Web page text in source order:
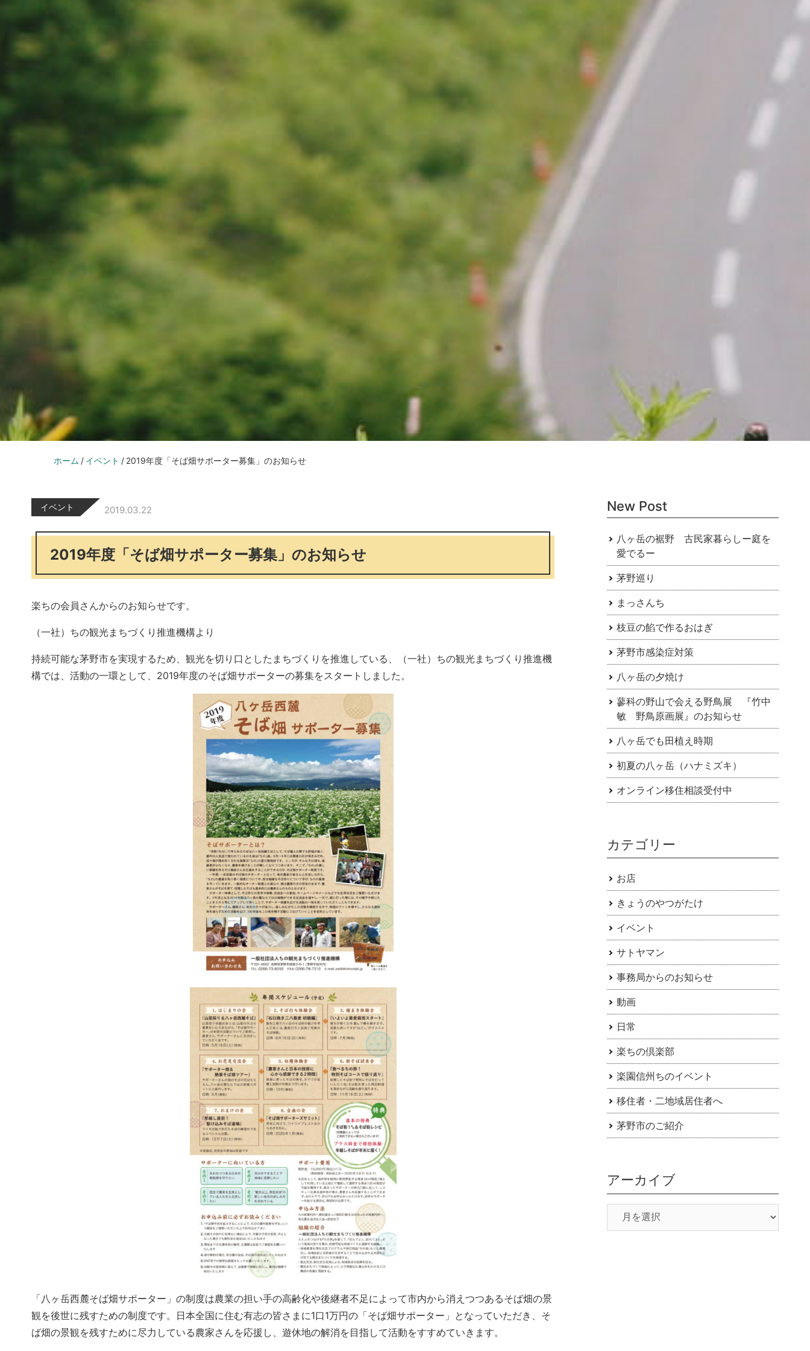
ホーム イベント 2019年度「そば畑サポーター募集」のお知らせ
イベント 2019.03.22
2019年度「そば畑サポーター募集」のお知らせ
楽ちの会員さんからのお知らせです。
（一社）ちの観光まちづくり推進機構より
持続可能な茅野市を実現するため、観光を切り口としたまちづくりを推進している、（一社）ちの観光まちづくり推進機
構では、活動の一環として、2019年度のそば畑サポーターの募集をスタートしました。
「八ヶ岳西麓そば畑サポーター」の制度は農業の担い手の高齢化や後継者不足によって市内から消えつつあるそば畑の景
観を後世に残すための制度です。日本全国に住む有志の皆さまに1口1万円の「そば畑サポーター」となっていただき、そ
ば畑の景観を残すために尽力している農家さんを応援し、遊休地の解消を目指して活動をすすめていきます。
New Post
八ヶ岳の裾野 古民家暮らしー庭を
愛でるー
茅野巡り
まっさんち
枝豆の餡で作るおはぎ
茅野市感染症対策
八ヶ岳の夕焼け
蓼科の野山で会える野鳥展 『竹中
敏 野鳥原画展』のお知らせ
八ヶ岳でも田植え時期
初夏の八ヶ岳（ハナミズキ）
オンライン移住相談受付中
カテゴリー
お店
きょうのやつがたけ
イベント
サトヤマン
事務局からのお知らせ
動画
日常
楽ちの倶楽部
楽園信州ちのイベント
移住者・二地域居住者へ
茅野市のご紹介
アーカイブ